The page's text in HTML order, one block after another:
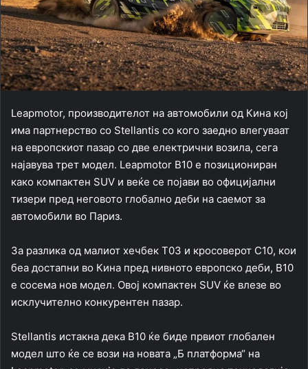
Leapmotor, производителот на автомобили од Кина кој
има партнерство со Stellantis со кого заедно влегуваат
на европскиот пазар со две електрични возила, сега
најавува трет модел. Leapmotor B10 е позициониран
како компактен SUV и веќе се појави во официјални
тизери пред неговото глобално деби на саемот за
автомобили во Париз.
За разлика од малиот хечбек T03 и кросоверот C10, кои
беа достапни во Кина пред нивното европско деби, B10
е сосема нов модел. Овој компактен SUV ќе влезе во
исклучително конкурентен пазар.
Stellantis истакна дека B10 ќе биде првиот глобален
модел што ќе се вози на новата „Б платформа“ на